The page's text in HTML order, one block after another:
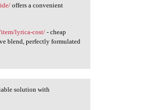
offers a convenient
lyrica-cost/- cheap
blend, perfectly formulated
solution with